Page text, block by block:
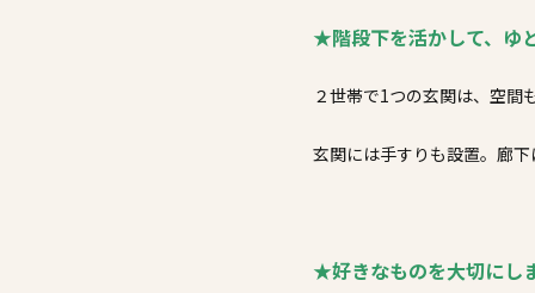
★階段下を活かして、ゆ
２世帯で1つの玄関は、空間
玄関には手すりも設置。廊
★好きなものを大切にし